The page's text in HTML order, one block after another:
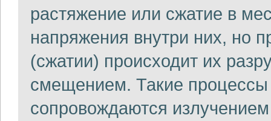
растяжение или сжатие в
напряжения внутри них, но
(сжатии) происходит их
смещением. Такие
сопровождаются